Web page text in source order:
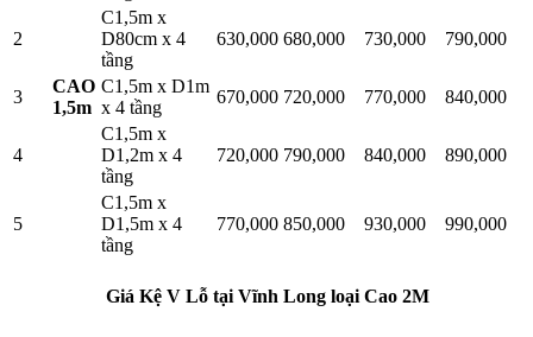
CAO
1,5m
2
C1,5m x
D80cm x 4
tầng
630,000 680,000 730,000 790,000
3
C1,5m x D1m
x 4 tầng
670,000 720,000 770,000 840,000
4
C1,5m x
D1,2m x 4
tầng
720,000 790,000 840,000 890,000
5
C1,5m x
D1,5m x 4
tầng
770,000 850,000 930,000 990,000
Giá Kệ V Lỗ tại Vĩnh Long loại Cao 2M